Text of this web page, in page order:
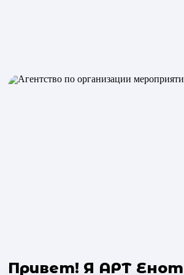
Привет! Я АРТ Енот